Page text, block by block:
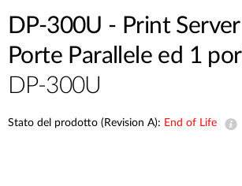
DP-300U - Print
Porte Parallele ed 1
DP-300U
Stato del prodotto (Revision A): End of Life